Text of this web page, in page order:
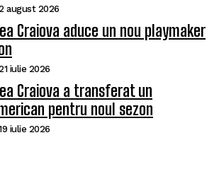
august 2026
Craiova aduce un nou playmaker
iulie 2026
Craiova a transferat un
pentru noul sezon
iulie 2026